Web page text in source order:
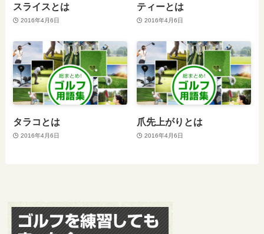
スライスとは
2016年4月6日
ティーとは
2016年4月6日
タラコとは
2016年4月6日
爪先上がりとは
2016年4月6日